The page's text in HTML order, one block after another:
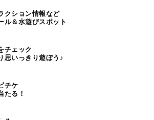
クション情報など
ル＆水遊びスポット
チェック
思いっきり遊ぼう♪
チケ
たる！